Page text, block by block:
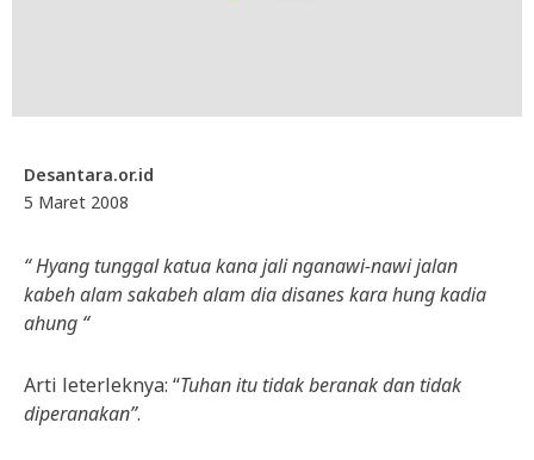
Desantara.or.id
5 Maret 2008
“ Hyang tunggal katua kana jali nganawi-nawi jalan
kabeh alam sakabeh alam dia disanes kara hung kadia
ahung “
Arti leterleknya: “Tuhan itu tidak beranak dan tidak
diperanakan”.